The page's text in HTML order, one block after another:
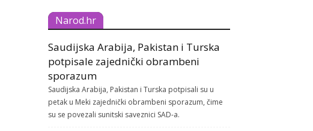
Narod.hr
Saudijska Arabija, Pakistan i Turska
potpisale zajednički obrambeni
sporazum
Saudijska Arabija, Pakistan i Turska potpisali su u
petak u Meki zajednički obrambeni sporazum, čime
su se povezali sunitski saveznici SAD-a.